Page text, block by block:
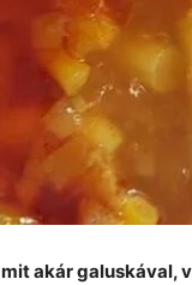
akár galuskával,